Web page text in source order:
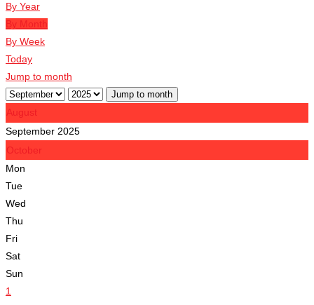
By Year
By Month
By Week
Today
Jump to month
Jump to month
August
September 2025
October
Mon
Tue
Wed
Thu
Fri
Sat
Sun
1